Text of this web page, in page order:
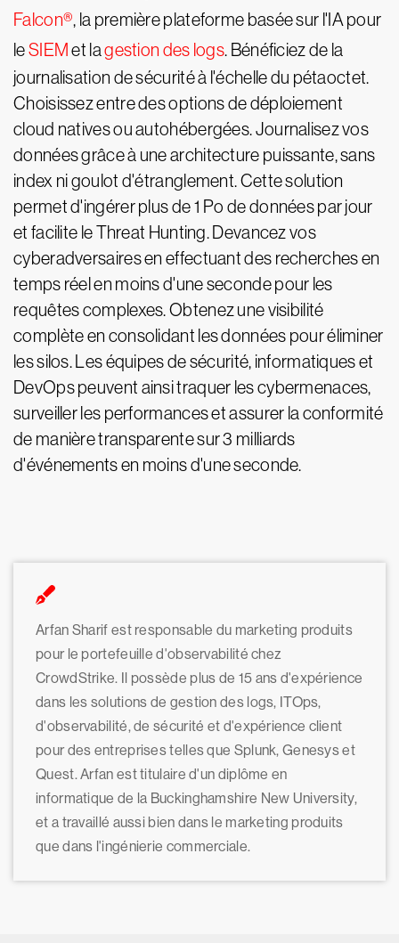
Falcon®, la première plateforme basée sur l'IA pour
leSIEM et lagestion des logs. Bénéficiez de la
journalisation de sécurité à l'échelle du pétaoctet.
Choisissez entre des options de déploiement
cloud natives ou autohébergées. Journalisez vos
données grâce à une architecture puissante, sans
index ni goulot d'étranglement. Cette solution
permet d'ingérer plus de 1 Po de données par jour
et facilite le Threat Hunting. Devancez vos
cyberadversaires en effectuant des recherches en
temps réel en moins d'une seconde pour les
requêtes complexes. Obtenez une visibilité
complète en consolidant les données pour éliminer
les silos. Les équipes de sécurité, informatiques et
DevOps peuvent ainsi traquer les cybermenaces,
surveiller les performances et assurer la conformité
de manière transparente sur 3 milliards
d'événements en moins d'une seconde.
Arfan Sharif est responsable du marketing produits
pour le portefeuille d'observabilité chez
CrowdStrike. Il possède plus de 15 ans d'expérience
dans les solutions de gestion des logs, ITOps,
d'observabilité, de sécurité et d'expérience client
pour des entreprises telles que Splunk, Genesys et
Quest. Arfan est titulaire d'un diplôme en
informatique de la Buckinghamshire New University,
et a travaillé aussi bien dans le marketing produits
que dans l'ingénierie commerciale.